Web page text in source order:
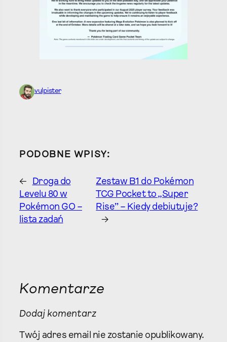
vulpister
PODOBNE WPISY:
←
Droga do
Levelu 80 w
Pokémon GO –
lista zadań
Zestaw B1 do Pokémon
TCG Pocket to „Super
Rise” – Kiedy debiutuje?
→
Komentarze
Dodaj komentarz
Twój adres email nie zostanie opublikowany.